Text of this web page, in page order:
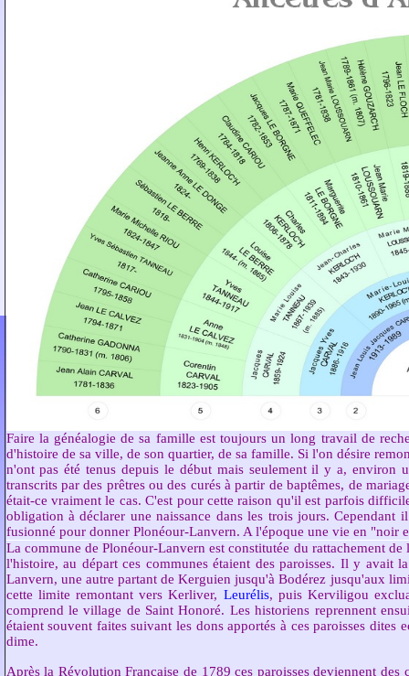
Faire la généalogie de sa famille est toujours un long travail de
d'histoire de sa ville, de son quartier, de sa famille. Si l'on désire
n'ont pas été tenus depuis le début mais seulement il y a, environ
transcrits par des prêtres ou des curés à partir de baptêmes, de
était-ce vraiment le cas. C'est pour cette raison qu'il est parfois
obligation à déclarer une naissance dans les trois jours.
fusionné pour donner Plonéour-Lanvern. A l'époque une vie en "noir
La commune de Plonéour-Lanvern est constitutée du rattachement
l'histoire, au départ ces communes étaient des paroisses. Il y avait
Lanvern, une autre partant de Kerguien jusqu'à Bodérez jusqu'aux
cette limite remontant vers Kerliver, Leurélis, puis Kerviligou
comprend le village de Saint Honoré. Les historiens reprennent
étaient souvent faites suivant les dons apportés à ces paroisses
dime.
Après la Révolution Française de 1789 ces paroisses deviennent